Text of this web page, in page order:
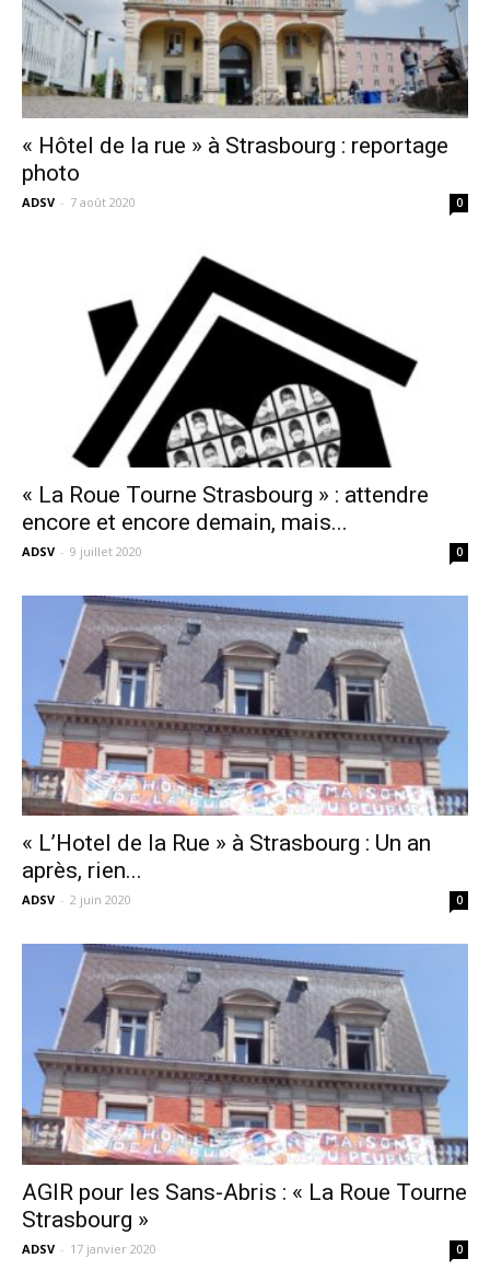
« Hôtel de la rue » à Strasbourg : reportage
photo
ADSV - 7 août 2020 0
« La Roue Tourne Strasbourg » : attendre
encore et encore demain, mais...
ADSV - 9 juillet 2020 0
« L’Hotel de la Rue » à Strasbourg : Un an
après, rien...
ADSV - 2 juin 2020 0
AGIR pour les Sans-Abris : « La Roue Tourne
Strasbourg »
ADSV - 17 janvier 2020 0